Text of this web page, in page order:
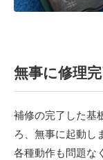
無事に修理
補修の完了した基
ろ、無事に起動し
各種動作も問題な